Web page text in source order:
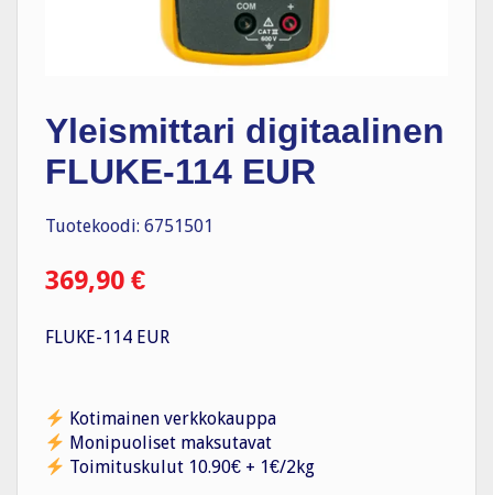
Yleismittari digitaalinen
FLUKE-114 EUR
Tuotekoodi: 6751501
369,90 €
FLUKE-114 EUR
Kotimainen verkkokauppa
Monipuoliset maksutavat
Toimituskulut 10.90€ + 1€/2kg